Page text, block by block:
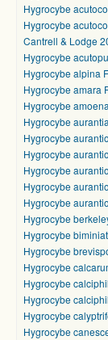
Hygrocybe
Hygrocybe
Cantrell & Lodge
Hygrocybe
Hygrocybe alpina
Hygrocybe amara
Hygrocybe
Hygrocybe
Hygrocybe
Hygrocybe
Hygrocybe
Hygrocybe
Hygrocybe
Hygrocybe
Hygrocybe
Hygrocybe
Hygrocybe
Hygrocybe
Hygrocybe
Hygrocybe
Hygrocybe